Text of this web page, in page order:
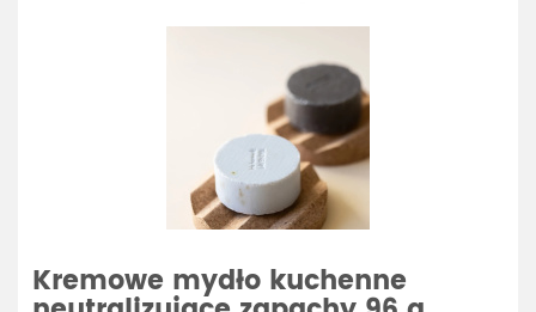
Kremowe mydło kuchenne